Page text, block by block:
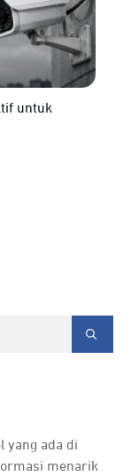
untuk
yang ada di
menarik